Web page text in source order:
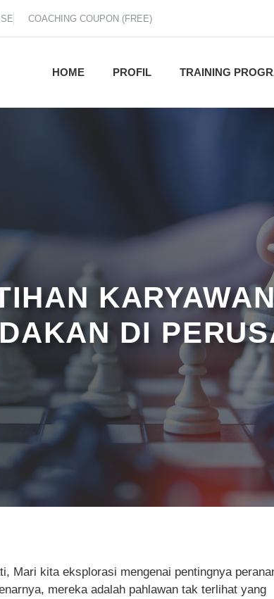
COACHING COUPON (FREE)
HOME PROFIL TRAINING
DI
Mari kita eksplorasi mengenai pentingnya
mereka adalah pahlawan tak terlihat yang